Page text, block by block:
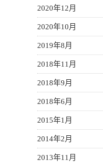
2020年12月
2020年10月
2019年8月
2018年11月
2018年9月
2018年6月
2015年1月
2014年2月
2013年11月